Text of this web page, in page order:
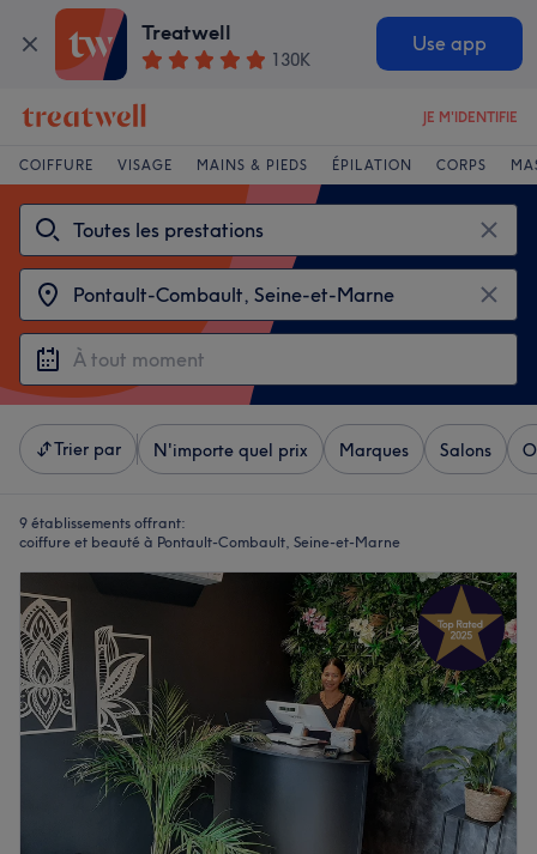
Treatwell
130K
Use app
JE M'IDENTIFIE
COIFFURE VISAGE MAINS & PIEDS ÉPILATION CORPS
Trier par N'importe quel prix Marques Salons
9 établissements offrant:
coiffure et beauté à Pontault-Combault, Seine-et-Marne